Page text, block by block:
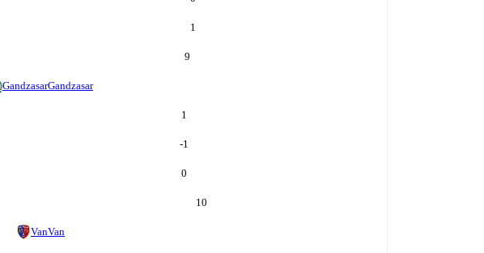
1
9
GandzasarGandzasar
1
-1
0
10
VanVan